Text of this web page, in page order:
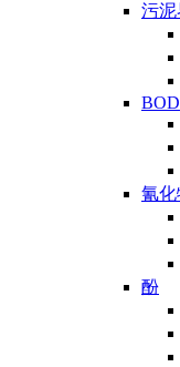
污
BOD
氰化
酚